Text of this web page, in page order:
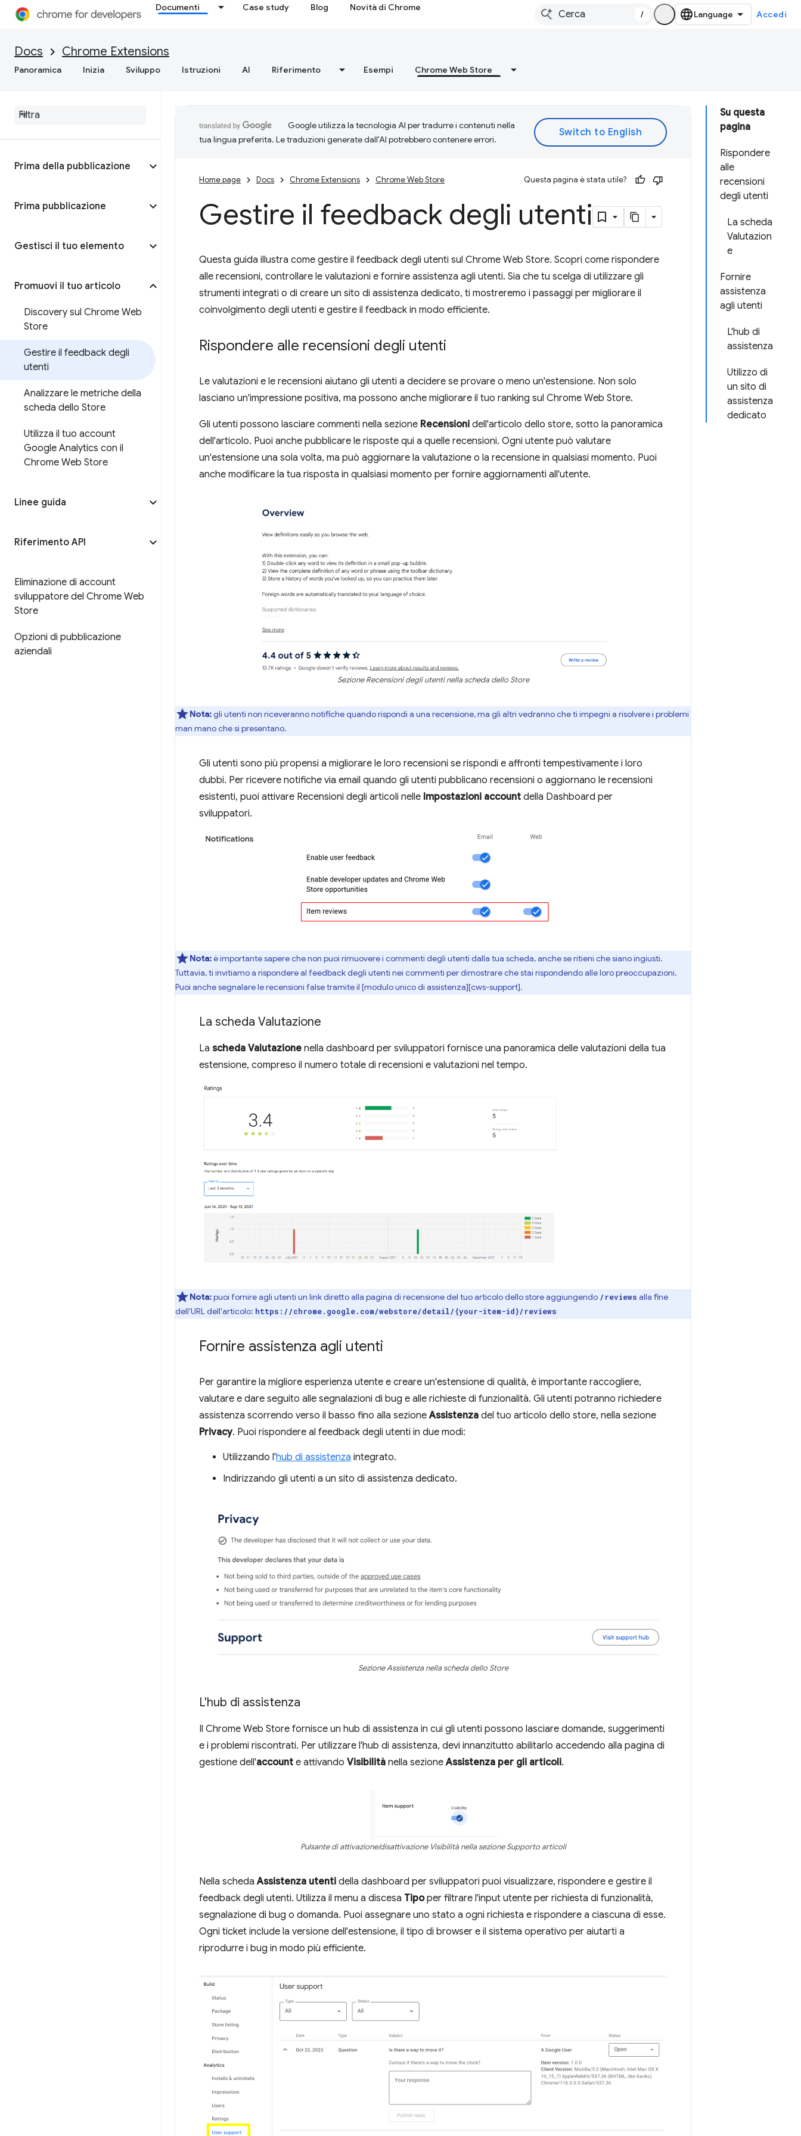
Documenti Case study Blog Novità di Chrome
/ Accedi
Docs Chrome Extensions
Panoramica Inizia Sviluppo Istruzioni AI Riferimento Esempi Chrome Web Store
Prima della pubblicazione
Prima pubblicazione
Gestisci il tuo elemento
Promuovi il tuo articolo
Discovery sul Chrome Web
Store
Gestire il feedback degli
utenti
Analizzare le metriche della
scheda dello Store
Utilizza il tuo account
Google Analytics con il
Chrome Web Store
Linee guida
Riferimento API
Eliminazione di account
sviluppatore del Chrome Web
Store
Opzioni di pubblicazione
aziendali
Su questa
pagina
Rispondere
alle
recensioni
degli utenti
La scheda
Valutazion
e
Fornire
assistenza
agli utenti
L'hub di
assistenza
Utilizzo di
un sito di
assistenza
dedicato
Google utilizza la tecnologia AI per tradurre i contenuti nella
tua lingua preferita. Le traduzioni generate dall'AI potrebbero contenere errori.
Home page Docs Chrome Extensions Chrome Web Store Questa pagina è stata utile?
Gestire il feedback degli utenti
Questa guida illustra come gestire il feedback degli utenti sul Chrome Web Store. Scopri come rispondere
alle recensioni, controllare le valutazioni e fornire assistenza agli utenti. Sia che tu scelga di utilizzare gli
strumenti integrati o di creare un sito di assistenza dedicato, ti mostreremo i passaggi per migliorare il
coinvolgimento degli utenti e gestire il feedback in modo efficiente.
Rispondere alle recensioni degli utenti
Le valutazioni e le recensioni aiutano gli utenti a decidere se provare o meno un'estensione. Non solo
lasciano un'impressione positiva, ma possono anche migliorare il tuo ranking sul Chrome Web Store.
Gli utenti possono lasciare commenti nella sezione Recensioni dell'articolo dello store, sotto la panoramica
dell'articolo. Puoi anche pubblicare le risposte qui a quelle recensioni. Ogni utente può valutare
un'estensione una sola volta, ma può aggiornare la valutazione o la recensione in qualsiasi momento. Puoi
anche modificare la tua risposta in qualsiasi momento per fornire aggiornamenti all'utente.
Sezione Recensioni degli utenti nella scheda dello Store
Nota:gli utenti non riceveranno notifiche quando rispondi a una recensione, ma gli altri vedranno che ti impegni a risolvere i problemi
man mano che si presentano.
Gli utenti sono più propensi a migliorare le loro recensioni se rispondi e affronti tempestivamente i loro
dubbi. Per ricevere notifiche via email quando gli utenti pubblicano recensioni o aggiornano le recensioni
esistenti, puoi attivare Recensioni degli articoli nelle Impostazioni account della Dashboard per
sviluppatori.
Nota:è importante sapere che non puoi rimuovere i commenti degli utenti dalla tua scheda, anche se ritieni che siano ingiusti.
Tuttavia, ti invitiamo a rispondere al feedback degli utenti nei commenti per dimostrare che stai rispondendo alle loro preoccupazioni.
Puoi anche segnalare le recensioni false tramite il [modulo unico di assistenza][cws-support].
La scheda Valutazione
La scheda Valutazione nella dashboard per sviluppatori fornisce una panoramica delle valutazioni della tua
estensione, compreso il numero totale di recensioni e valutazioni nel tempo.
Nota:puoi fornire agli utenti un link diretto alla pagina di recensione del tuo articolo dello store aggiungendo /reviews alla fine
dell'URL dell'articolo: https://chrome.google.com/webstore/detail/{your-item-id}/reviews
Fornire assistenza agli utenti
Per garantire la migliore esperienza utente e creare un'estensione di qualità, è importante raccogliere,
valutare e dare seguito alle segnalazioni di bug e alle richieste di funzionalità. Gli utenti potranno richiedere
assistenza scorrendo verso il basso fino alla sezioneAssistenza del tuo articolo dello store, nella sezione
Privacy. Puoi rispondere al feedback degli utenti in due modi:
Utilizzando l'hub di assistenza integrato.
Indirizzando gli utenti a un sito di assistenza dedicato.
Sezione Assistenza nella scheda dello Store
L'hub di assistenza
Il Chrome Web Store fornisce un hub di assistenza in cui gli utenti possono lasciare domande, suggerimenti
e i problemi riscontrati. Per utilizzare l'hub di assistenza, devi innanzitutto abilitarlo accedendo alla pagina di
gestione dell'account e attivando Visibilità nella sezioneAssistenza per gli articoli.
Pulsante di attivazione/disattivazione Visibilità nella sezione Supporto articoli
Nella schedaAssistenza utenti della dashboard per sviluppatori puoi visualizzare, rispondere e gestire il
feedback degli utenti. Utilizza il menu a discesa Tipoper filtrare l'input utente per richiesta di funzionalità,
segnalazione di bug o domanda. Puoi assegnare uno stato a ogni richiesta e rispondere a ciascuna di esse.
Ogni ticket include la versione dell'estensione, il tipo di browser e il sistema operativo per aiutarti a
riprodurre i bug in modo più efficiente.